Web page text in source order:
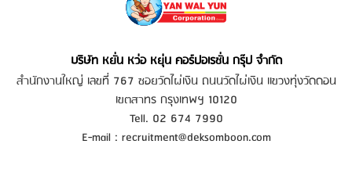
บริษัท หยั่น หว่อ หยุ่น คอร์ปอเรชั่น กรุ๊ป จำกัด
สำนักงานใหญ่ เลขที่ 767 ซอยวัดไผ่เงิน ถนนวัดไผ่เงิน แขวงทุ่งวัดดอน
เขตสาทร กรุงเทพฯ 10120
Tell. 02 674 7990
E-mail : recruitment@deksomboon.com